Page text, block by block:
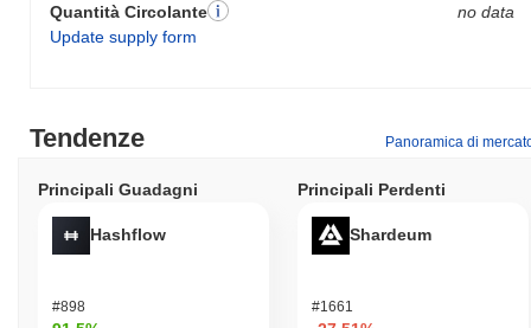
Quantità Circolante
Update supply form
no data
Tendenze Panoramica di
Principali Guadagni
Hashflow
#898
Principali Perdenti
Shardeum
#1661